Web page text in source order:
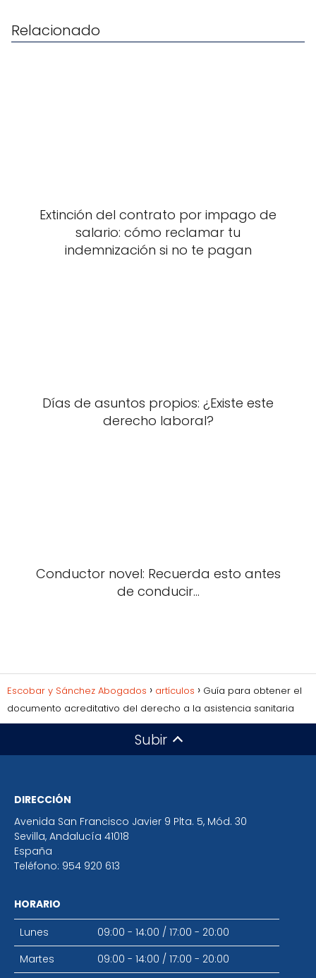
Relacionado
Extinción del contrato por impago de
salario: cómo reclamar tu
indemnización si no te pagan
Días de asuntos propios: ¿Existe este
derecho laboral?
Conductor novel: Recuerda esto antes
de conducir...
Escobar y Sánchez Abogados artículos
Guía para obtener el
documento acreditativo del derecho a la asistencia sanitaria
Subir
DIRECCIÓN
Avenida San Francisco Javier 9 Plta. 5, Mód. 30
Sevilla, Andalucía 41018
España
Teléfono: 954 920 613
HORARIO
Lunes
09:00 - 14:00 / 17:00 - 20:00
Martes
09:00 - 14:00 / 17:00 - 20:00